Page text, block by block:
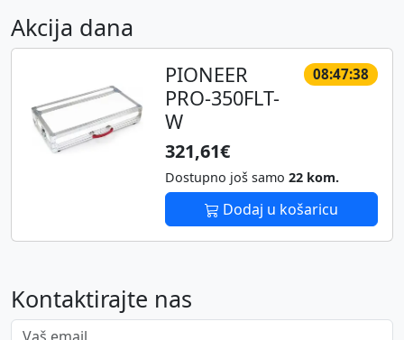
Akcija dana
08:47:38
PIONEER
PRO-350FLT-
W
321,61€
Dostupno još samo 22 kom.
Dodaj u košaricu
Kontaktirajte nas
Vaš email